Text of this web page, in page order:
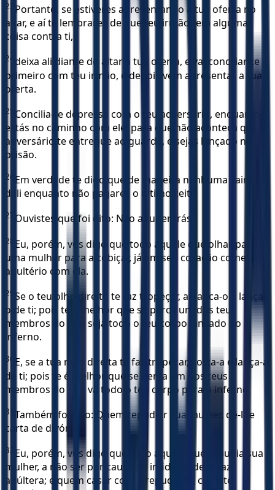
23 Portanto, se estiveres apresentando a tua oferta no
altar, e aí te lembrares de que teu irmão tem alguma
coisa contra ti,
24 deixa ali diante do altar a tua oferta, e vai conciliar-te
primeiro com teu irmão, e depois vem apresentar a tua
oferta.
25 Concilia-te depressa com o teu adversário, enquanto
estás no caminho com ele; para que não aconteça que o
adversário te entregue ao guarda, e sejas lançado na
prisão.
26 Em verdade te digo que de maneira nenhuma sairás
dali enquanto não pagares o último ceitil.
27 Ouvistes que foi dito: Não adulterarás.
28 Eu, porém, vos digo que todo aquele que olhar para
uma mulher para a cobiçar, já em seu coração cometeu
adultério com ela.
29 Se o teu olho direito te faz tropeçar, arranca-o e lança-
o de ti; pois te é melhor que se perca um dos teus
membros do que seja todo o teu corpo lançado no
inferno.
30 E, se a tua mão direita te faz tropeçar, corta-a e lança-a
de ti; pois te é melhor que se perca um dos teus
membros do que vá todo o teu corpo para o inferno.
31
Também foi dito: Quem repudiar sua mulher, dê-lhe
carta de divórcio.
32 Eu, porém, vos digo que todo aquele que repudia sua
mulher, a não ser por causa de infidelidade, a faz
adúltera; e quem casar com a repudiada, comete